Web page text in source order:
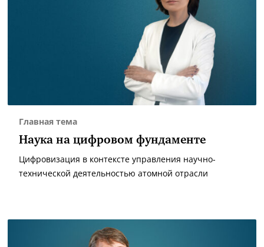
Главная тема
Наука на цифровом фундаменте
Цифровизация в контексте управления научно-
технической деятельностью атомной отрасли